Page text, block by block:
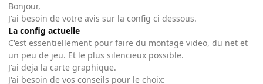
Bonjour,
J'ai besoin de votre avis sur la config ci dessous.
La config actuelle
C'est essentiellement pour faire du montage video, du net et
un peu de jeu. Et le plus silencieux possible.
J'ai deja la carte graphique.
J'ai besoin de vos conseils pour le choix: